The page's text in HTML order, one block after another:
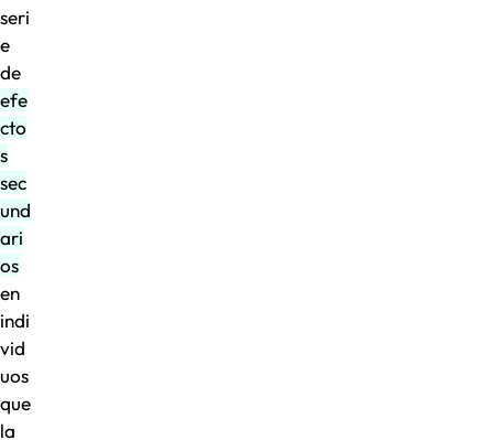
seri
e
de
efe
cto
s
sec
und
ari
os
en
indi
vid
uos
que
la